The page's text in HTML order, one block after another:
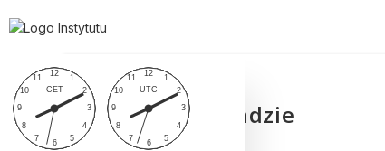
Pożary w Kanadzie